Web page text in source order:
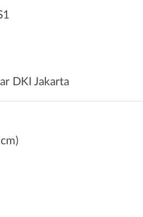
DKI Jakarta